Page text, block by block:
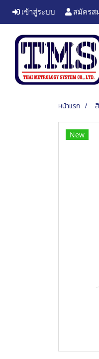
เข้าสู่ระบบ สมัครส
หน้าแรก
New